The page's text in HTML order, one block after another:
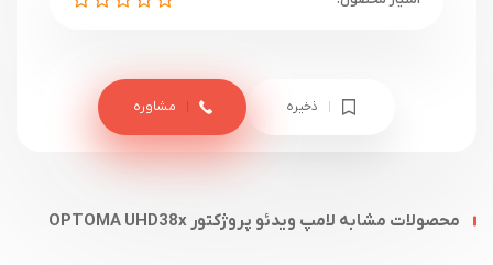
ذخیره مشاوره
محصولات مشابه لامپ ویدئو پروژکتور OPTOMA UHD38x